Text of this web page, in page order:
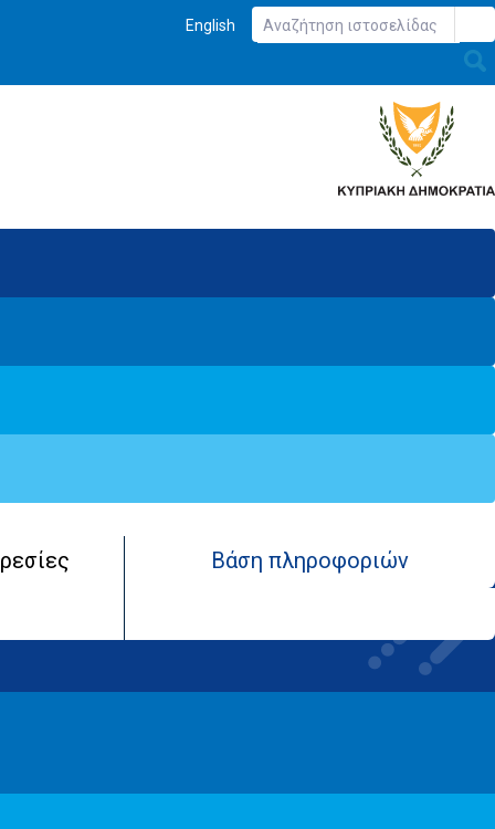
English
Βάση πληροφοριών